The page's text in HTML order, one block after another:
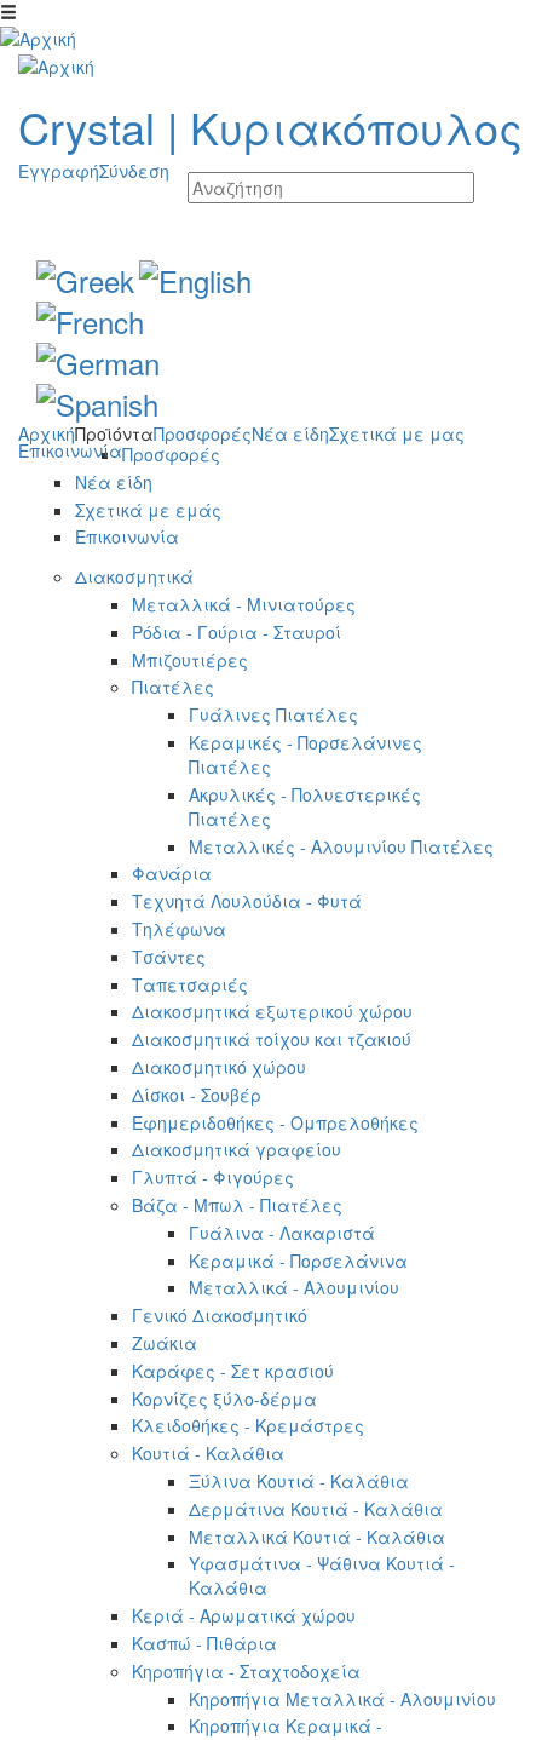
Παράκαμψη προς το κυρίως περιεχόμενο
Crystal | Κυριακόπουλος
ΕγγραφήΣύνδεση
ΑρχικήΠροϊόνταΠροσφορέςΝέα είδηΣχετικά με μας
ΕπικοινωνίαΠροσφορές
Νέα είδη
Σχετικά με εμάς
Επικοινωνία
Διακοσμητικά
Μεταλλικά - Μινιατούρες
Ρόδια - Γούρια - Σταυροί
Μπιζουτιέρες
Πιατέλες
Γυάλινες Πιατέλες
Κεραμικές - Πορσελάνινες
Πιατέλες
Ακρυλικές - Πολυεστερικές
Πιατέλες
Μεταλλικές - Αλουμινίου Πιατέλες
Φανάρια
Τεχνητά Λουλούδια - Φυτά
Τηλέφωνα
Τσάντες
Ταπετσαριές
Διακοσμητικά εξωτερικού χώρου
Διακοσμητικά τοίχου και τζακιού
Διακοσμητικό χώρου
Δίσκοι - Σουβέρ
Εφημεριδοθήκες - Ομπρελοθήκες
Διακοσμητικά γραφείου
Γλυπτά - Φιγούρες
Βάζα - Μπωλ - Πιατέλες
Γυάλινα - Λακαριστά
Κεραμικά - Πορσελάνινα
Μεταλλικά - Αλουμινίου
Γενικό Διακοσμητικό
Ζωάκια
Καράφες - Σετ κρασιού
Κορνίζες ξύλο-δέρμα
Κλειδοθήκες - Κρεμάστρες
Κουτιά - Καλάθια
Ξύλινα Κουτιά - Καλάθια
Δερμάτινα Κουτιά - Καλάθια
Μεταλλικά Κουτιά - Καλάθια
Υφασμάτινα - Ψάθινα Κουτιά -
Καλάθια
Κεριά - Αρωματικά χώρου
Κασπώ - Πιθάρια
Κηροπήγια - Σταχτοδοχεία
Κηροπήγια Μεταλλικά - Αλουμινίου
Κηροπήγια Κεραμικά -